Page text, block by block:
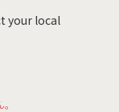
your local